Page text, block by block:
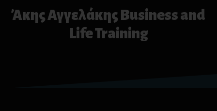
Άκης Αγγελάκης Business and
Life Training